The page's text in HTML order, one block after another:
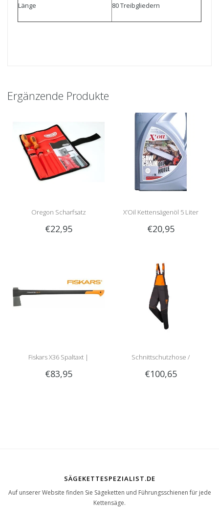
Länge 80 Treibgliedern
Ergänzende Produkte
Oregon Scharfsatz
€22,95
X’Oil Kettensägenöl 5 Liter
€20,95
Fiskars X36 Spaltaxt |
meistverkaufte Spaltaxt!
€83,95
Schnittschutzhose /
Schnittschutzlatzhose Sip
€100,65
SÄGEKETTESPEZIALIST.DE
Auf unserer Website finden Sie Sägeketten und Führungsschienen für jede
Kettensäge.